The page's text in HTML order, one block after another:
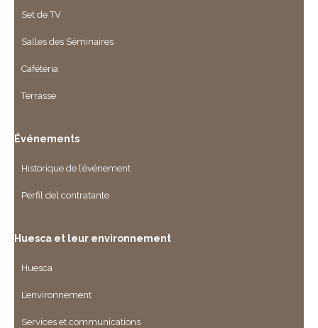
Set de TV
Salles des Séminaires
Cafétéria
Terrasse
Événements
Historique de l’événement
Perfil del contratante
Huesca et leur environnement
Huesca
L’environnement
Services et communications